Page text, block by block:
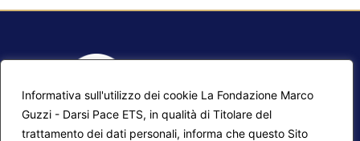
Informativa sull'utilizzo dei cookie La Fondazione Marco
Guzzi - Darsi Pace ETS, in qualità di Titolare del
trattamento dei dati personali, informa che questo Sito